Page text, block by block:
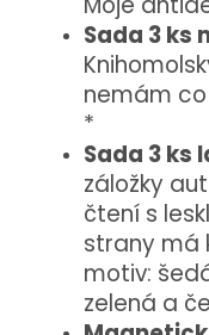
Sada 3 ks
nemám
*
Sada 3 ks
záložky
čtení s
strany má
motiv:
zelená a